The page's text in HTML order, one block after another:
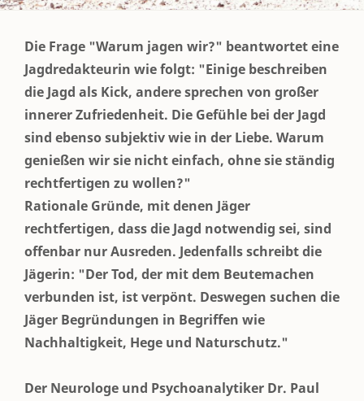
Die Frage "Warum jagen wir?" beantwortet eine
Jagdredakteurin wie folgt: "Einige beschreiben
die Jagd als Kick, andere sprechen von großer
innerer Zufriedenheit. Die Gefühle bei der Jagd
sind ebenso subjektiv wie in der Liebe. Warum
genießen wir sie nicht einfach, ohne sie ständig
rechtfertigen zu wollen?"
Rationale Gründe, mit denen Jäger
rechtfertigen, dass die Jagd notwendig sei, sind
offenbar nur Ausreden. Jedenfalls schreibt die
Jägerin: "Der Tod, der mit dem Beutemachen
verbunden ist, ist verpönt. Deswegen suchen die
Jäger Begründungen in Begriffen wie
Nachhaltigkeit, Hege und Naturschutz."
Der Neurologe und Psychoanalytiker Dr. Paul